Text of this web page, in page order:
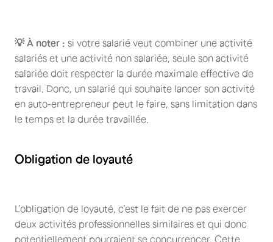
💡 À noter : si votre salarié veut combiner une activité
salariés et une activité non salariée, seule son activité
salariée doit respecter la durée maximale effective de
travail. Donc, un salarié qui souhaite lancer son activité
en auto-entrepreneur peut le faire, sans limitation dans
le temps et la durée travaillée.
Obligation de loyauté
L’obligation de loyauté, c’est le fait de ne pas exercer
deux activités professionnelles similaires et qui donc
potentiellement pourraient se concurrencer. Cette